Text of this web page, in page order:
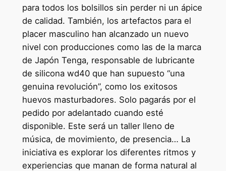
para todos los bolsillos sin perder ni un ápice
de calidad. También, los artefactos para el
placer masculino han alcanzado un nuevo
nivel con producciones como las de la marca
de Japón Tenga, responsable de lubricante
de silicona wd40 que han supuesto “una
genuina revolución”, como los exitosos
huevos masturbadores. Solo pagarás por el
pedido por adelantado cuando esté
disponible. Este será un taller lleno de
música, de movimiento, de presencia… La
iniciativa es explorar los diferentes ritmos y
experiencias que manan de forma natural al